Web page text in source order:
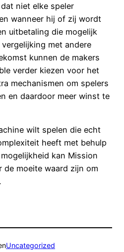
niet elke speler
wanneer hij of zij wordt
uitbetaling die mogelijk
met andere
kunnen de makers
verder kiezen voor het
mechanismen om spelers
en daardoor meer winst te
wilt spelen die echt
heeft met behulp
kan Mission
de moeite waard zijn om
Uncategorized